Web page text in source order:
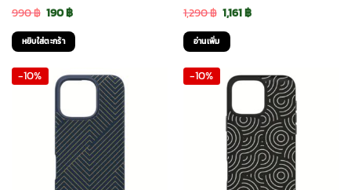
990฿ Original
price
was:
990 ฿.
190฿Current
price
is:
190 ฿.
หยิบใส่ตะกร้า
1,290฿ Original
price
was:
1,290 ฿.
1,161฿Current
1,161 ฿.
อ่านเพิ่ม
-10% -10%